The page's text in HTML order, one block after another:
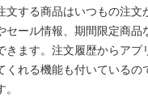
文する商品はいつもの注文
セール情報、期間限定商品
きます。注文履歴からアプ
くれる機能も付いているの